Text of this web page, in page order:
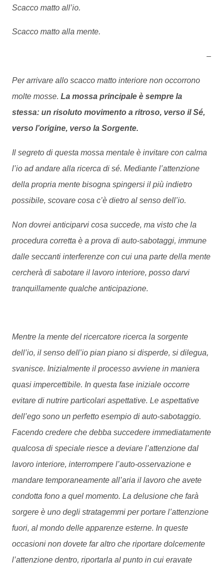
Scacco matto all’io.
Scacco matto alla mente.
–
Per arrivare allo scacco matto interiore non occorrono
molte mosse. La mossa principale è sempre la
stessa: un risoluto movimento a ritroso, verso il Sé,
verso l’origine, verso la Sorgente.
Il segreto di questa mossa mentale è invitare con calma
l’io ad andare alla ricerca di sé. Mediante l’attenzione
della propria mente bisogna spingersi il più indietro
possibile, scovare cosa c’è dietro al senso dell’io.
Non dovrei anticiparvi cosa succede, ma visto che la
procedura corretta è a prova di auto-sabotaggi, immune
dalle seccanti interferenze con cui una parte della mente
cercherà di sabotare il lavoro interiore, posso darvi
tranquillamente qualche anticipazione.
Mentre la mente del ricercatore ricerca la sorgente
dell’io, il senso dell’io pian piano si disperde, si dilegua,
svanisce. Inizialmente il processo avviene in maniera
quasi impercettibile. In questa fase iniziale occorre
evitare di nutrire particolari aspettative. Le aspettative
dell’ego sono un perfetto esempio di auto-sabotaggio.
Facendo credere che debba succedere immediatamente
qualcosa di speciale riesce a deviare l’attenzione dal
lavoro interiore, interrompere l’auto-osservazione e
mandare temporaneamente all’aria il lavoro che avete
condotta fono a quel momento. La delusione che farà
sorgere è uno degli stratagemmi per portare l’attenzione
fuori, al mondo delle apparenze esterne. In queste
occasioni non dovete far altro che riportare dolcemente
l’attenzione dentro, riportarla al punto in cui eravate